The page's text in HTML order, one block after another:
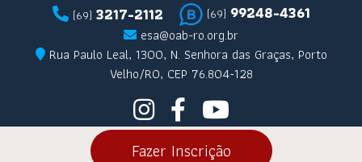
Fazer Inscrição
(69) 3217-2112 (69) 99248-4361
esa@oab-ro.org.br
Rua Paulo Leal, 1300, N. Senhora das Graças, Porto
Velho/RO, CEP 76.804-128
Ordem dos Advogados do Brasil - Seccional Rondônia 2026 |